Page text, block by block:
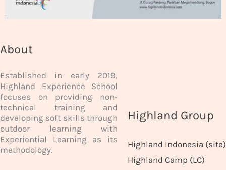
About
Established in early 2019,
Highland Experience School
focuses on providing non-
technical training and
developing soft skills through
outdoor learning with
Experiential Learning as its
methodology.
Highland Group
Highland Indonesia (site)
Highland Camp (LC)